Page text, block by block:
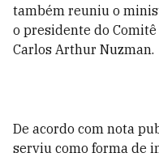
também reuniu o
o presidente do
Carlos Arthur Nuzman.
De acordo com nota
serviu como forma de